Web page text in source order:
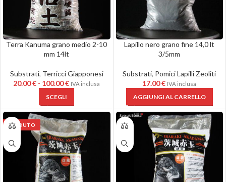
Terra Kanuma grano medio 2-10
mm 14lt
Substrati, Terricci Giapponesi
20.00€ - 100.00€ IVA inclusa
SCEGLI
Lapillo nero grano fine 14,0 lt
3/5mm
Substrati, Pomici Lapilli Zeoliti
17.00€ IVA inclusa
AGGIUNGI AL CARRELLO
VENDUTO